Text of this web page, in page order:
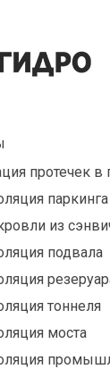
протечек в
паркинга
из
подвала
тоннеля
моста